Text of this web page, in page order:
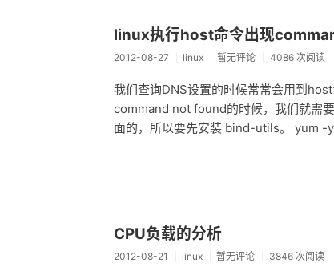
linux执行host命令出现
2012-08-27 linux 暂无评论 4086 次阅读
我们查询DNS设置的时候常常会用到
command not found的时候，我们就需
面的，所以要先安装 bind-utils。 yum
CPU负载的分析
2012-08-21 linux 暂无评论 3846 次阅读